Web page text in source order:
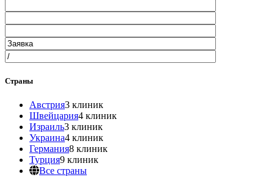
Страны
Австрия3 клиник
Швейцария4 клиник
Израиль3 клиник
Украина4 клиник
Германия8 клиник
Турция9 клиник
Все страны